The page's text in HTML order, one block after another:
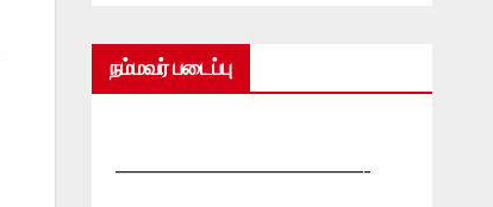
நம்மவர் படைப்பு
—————————————-